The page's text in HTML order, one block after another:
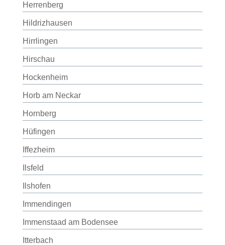
Herrenberg
Hildrizhausen
Hirrlingen
Hirschau
Hockenheim
Horb am Neckar
Hornberg
Hüfingen
Iffezheim
Ilsfeld
Ilshofen
Immendingen
Immenstaad am Bodensee
Itterbach